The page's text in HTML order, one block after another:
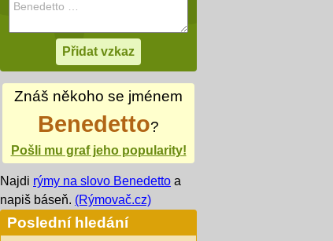
Znáš někoho se jménem
Benedetto?
Pošli mu graf jeho popularity!
Najdi rýmy na slovo Benedetto a
napiš báseň. (Rýmovač.cz)
Poslední hledání